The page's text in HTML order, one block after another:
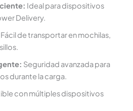
Ideal para dispositivos
Delivery.
Fácil de transportar en mochilas,
Seguridad avanzada para
durante la carga.
con múltiples dispositivos